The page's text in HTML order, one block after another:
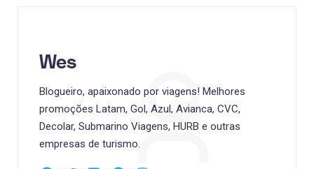
Wes
Blogueiro, apaixonado por viagens! Melhores
promoções Latam, Gol, Azul, Avianca, CVC,
Decolar, Submarino Viagens, HURB e outras
empresas de turismo.